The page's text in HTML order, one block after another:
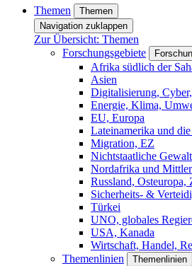
Themen
Themen
Navigation zuklappen
Zur Übersicht: Themen
Forschungsgebiete
Afrika südlich der
Asien
Digitalisierung,
Energie, Klima,
EU, Europa
Lateinamerika und
Migration, EZ
Nichtstaatliche Gewalt
Nordafrika und
Russland, Osteuropa,
Sicherheits- &
Türkei
UNO, globales
USA, Kanada
Wirtschaft, Handel,
Themenlinien
Themenlinien